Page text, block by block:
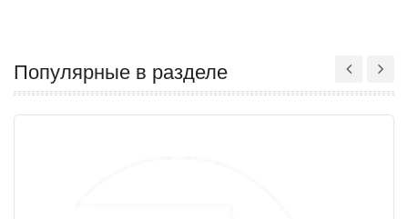
Популярные в разделе